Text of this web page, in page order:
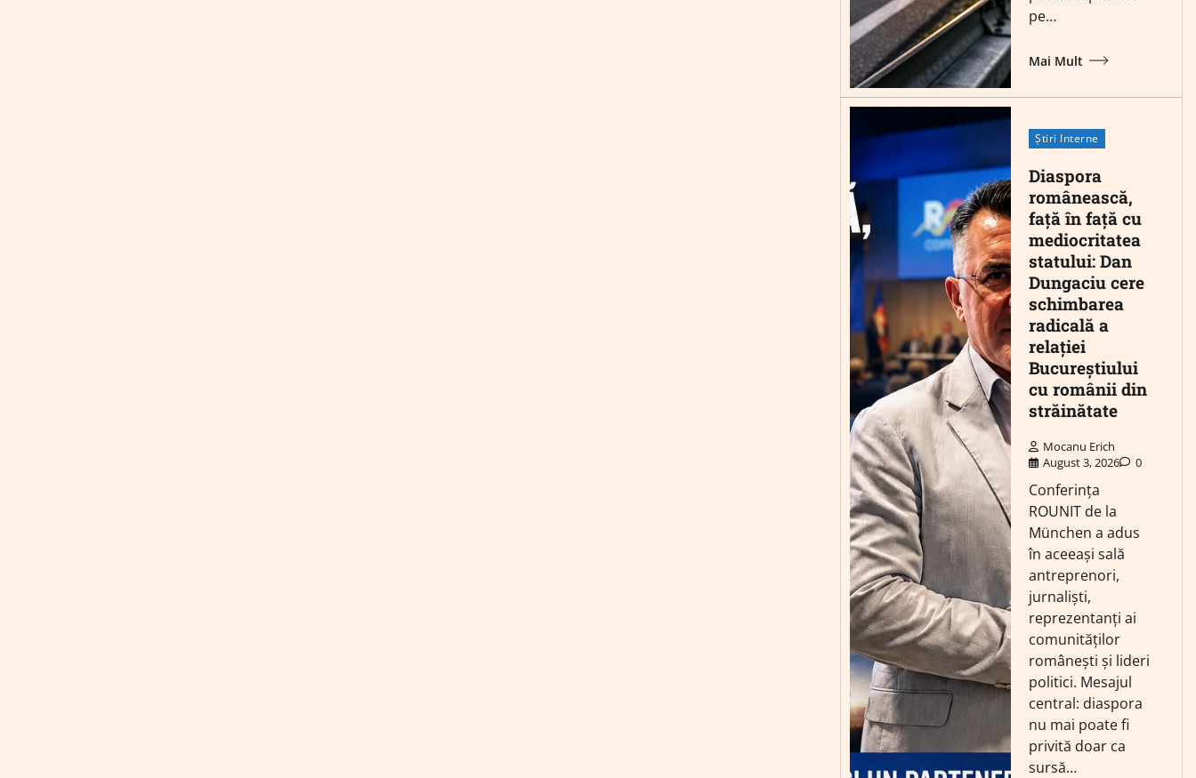
pe…
Mai Mult
Știri Interne
Diaspora
românească,
față în față cu
mediocritatea
statului: Dan
Dungaciu cere
schimbarea
radicală a
relației
Bucureștiului
cu românii din
străinătate
Mocanu Erich
August 3, 2026
0
Conferința
ROUNIT de la
München a adus
în aceeași sală
antreprenori,
jurnaliști,
reprezentanți ai
comunităților
românești și lideri
politici. Mesajul
central: diaspora
nu mai poate fi
privită doar ca
sursă…